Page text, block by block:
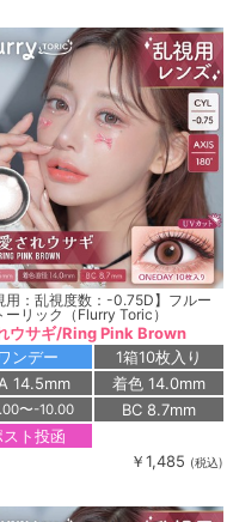
用：乱視度数：-0.75D】フルー
ーリック（Flurry Toric）
ウサギ/Ring Pink Brown
ンデー
1箱10枚入り
14.5mm
着色 14.0mm
〜-10.00
BC 8.7mm
スト投函
￥1,485 (税込)